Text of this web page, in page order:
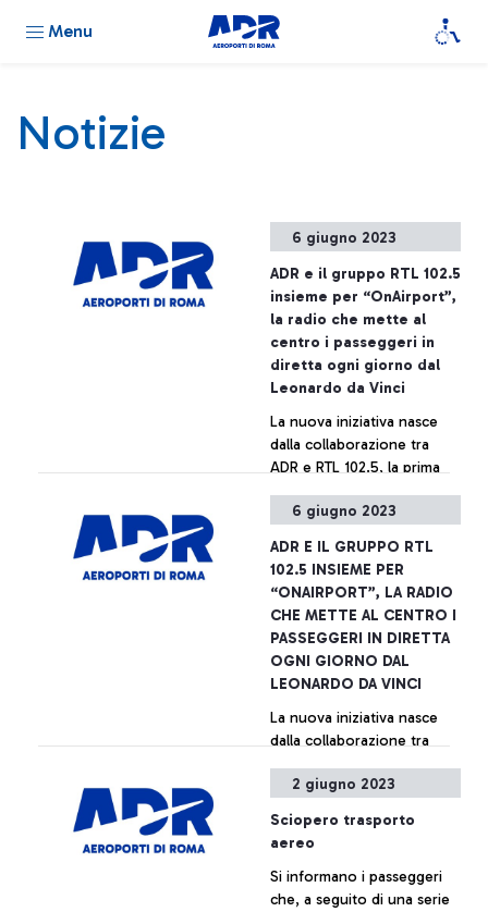
Menu
Notizie
6 giugno 2023
ADR e il gruppo RTL 102.5
insieme per “OnAirport”,
la radio che mette al
centro i passeggeri in
diretta ogni giorno dal
Leonardo da Vinci
La nuova iniziativa nasce
dalla collaborazione tra
ADR e RTL 102.5, la prima
Collegamenti dallo scalo di
comunicazione di Aeroporti
ospitano radio universitarie:
La Sapienza Università di
Roma, Luiss Guido Carli e
Università degli Studi di
Teramo, che si
cimenteranno come
studi situati nella nuova
piazza del Terminal 1.
+ Approfondisci
6 giugno 2023
ADR E IL GRUPPO RTL
102.5 INSIEME PER
“ONAIRPORT”, LA RADIO
CHE METTE AL CENTRO I
PASSEGGERI IN DIRETTA
OGNI GIORNO DAL
LEONARDO DA VINCI
La nuova iniziativa nasce
dalla collaborazione tra
radiovisione d’Italia.
Collegamenti dallo scalo di
Fiumicino con gli speaker
102.5 e i giovani della
comunicazione di Aeroporti
2 giugno 2023
Sciopero trasporto
aereo
Si informano i passeggeri
che, a seguito di una serie